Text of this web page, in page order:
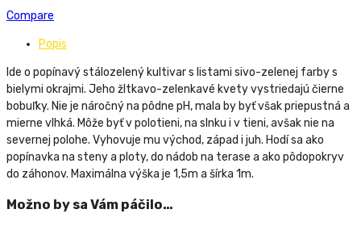
Compare
Popis
Ide o popínavý stálozelený kultivar s listami sivo-zelenej farby s
bielymi okrajmi. Jeho žltkavo-zelenkavé kvety vystriedajú čierne
bobuľky. Nie je náročný na pôdne pH, mala by byť však priepustná a
mierne vlhká. Môže byť v polotieni, na slnku i v tieni, avšak nie na
severnej polohe. Vyhovuje mu východ, západ i juh. Hodí sa ako
popínavka na steny a ploty, do nádob na terase a ako pôdopokryv
do záhonov. Maximálna výška je 1,5m a šírka 1m.
Možno by sa Vám páčilo…